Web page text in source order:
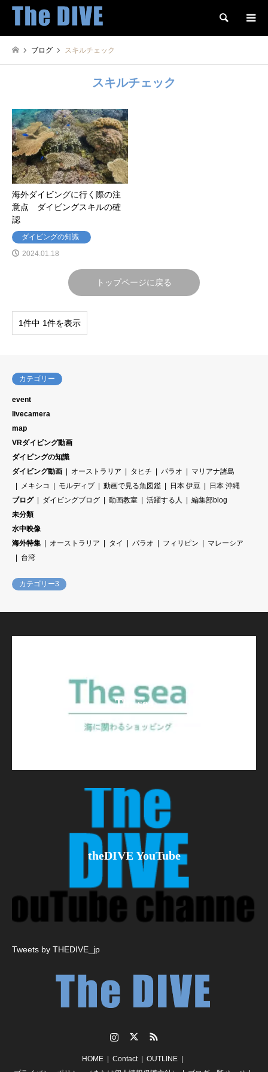
検索
ブログ スキルチェック
スキルチェック
海外ダイビングに行く際の注
意点 ダイビングスキルの確
認
ダイビングの知識
2024.01.18
トップページに戻る
1件中 1件を表示
カテゴリー
event
livecamera
map
VRダイビング動画
ダイビングの知識
ダイビング動画
オーストラリア タヒチ パラオ
マリアナ諸島
メキシコ
モルディブ 動画で見る魚図鑑 日本 伊豆
日本 沖縄
ブログ
ダイビングブログ 動画教室 活躍する人
編集部blog
未分類
水中映像
海外特集
オーストラリア タイ パラオ フィリピン
マレーシア
台湾
カテゴリー3
The sea
theDIVE YouTube
Tweets by THEDIVE_jp
HOME Contact
OUTLINE